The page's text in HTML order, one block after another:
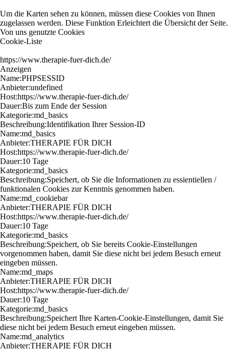
Um die Karten sehen zu können, müssen diese Cookies von Ihnen
zugelassen werden. Diese Funktion Erleichtert die Übersicht der Seite.
Von uns genutzte Cookies
Cookie-Liste
https://www.therapie-fuer-dich.de/
Anzeigen
Name:PHPSESSID
Anbieter:undefined
Host:https://www.therapie-fuer-dich.de/
Dauer:Bis zum Ende der Session
Kategorie:md_basics
Beschreibung:Identifikation Ihrer Session-ID
Name:md_basics
Anbieter:THERAPIE FÜR DICH
Host:https://www.therapie-fuer-dich.de/
Dauer:10 Tage
Kategorie:md_basics
Beschreibung:Speichert, ob Sie die Informationen zu essientiellen /
funktionalen Cookies zur Kenntnis genommen haben.
Name:md_cookiebar
Anbieter:THERAPIE FÜR DICH
Host:https://www.therapie-fuer-dich.de/
Dauer:10 Tage
Kategorie:md_basics
Beschreibung:Speichert, ob Sie bereits Cookie-Einstellungen
vorgenommen haben, damit Sie diese nicht bei jedem Besuch erneut
eingeben müssen.
Name:md_maps
Anbieter:THERAPIE FÜR DICH
Host:https://www.therapie-fuer-dich.de/
Dauer:10 Tage
Kategorie:md_basics
Beschreibung:Speichert Ihre Karten-Cookie-Einstellungen, damit Sie
diese nicht bei jedem Besuch erneut eingeben müssen.
Name:md_analytics
Anbieter:THERAPIE FÜR DICH